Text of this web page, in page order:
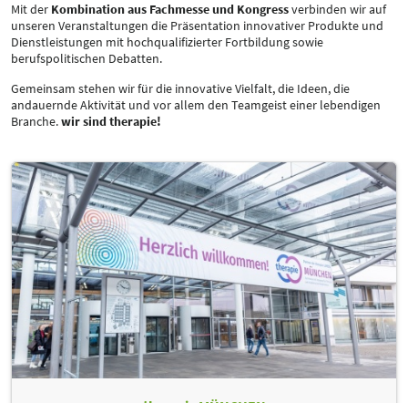
Mit der Kombination aus Fachmesse und Kongressverbinden wir auf
unseren Veranstaltungen die Präsentation innovativer Produkte und
Dienstleistungen mit hochqualifizierter Fortbildung sowie
berufspolitischen Debatten.
Gemeinsam stehen wir für die innovative Vielfalt, die Ideen, die
andauernde Aktivität und vor allem den Teamgeist einer lebendigen
Branche.wir sind therapie!